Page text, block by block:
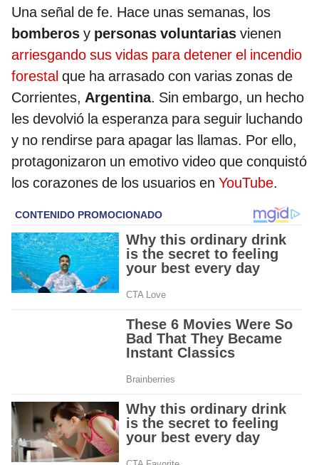
Una señal de fe. Hace unas semanas, los
bomberos y personas voluntarias vienen
arriesgando sus vidas para detener el incendio
forestal que ha arrasado con varias zonas de
Corrientes, Argentina. Sin embargo, un hecho
les devolvió la esperanza para seguir luchando
y no rendirse para apagar las llamas. Por ello,
protagonizaron un emotivo video que conquistó
los corazones de los usuarios en YouTube.